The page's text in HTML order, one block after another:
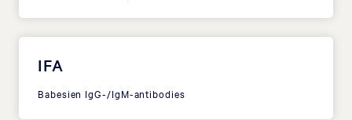
IFA
Babesien IgG-/IgM-antibodies